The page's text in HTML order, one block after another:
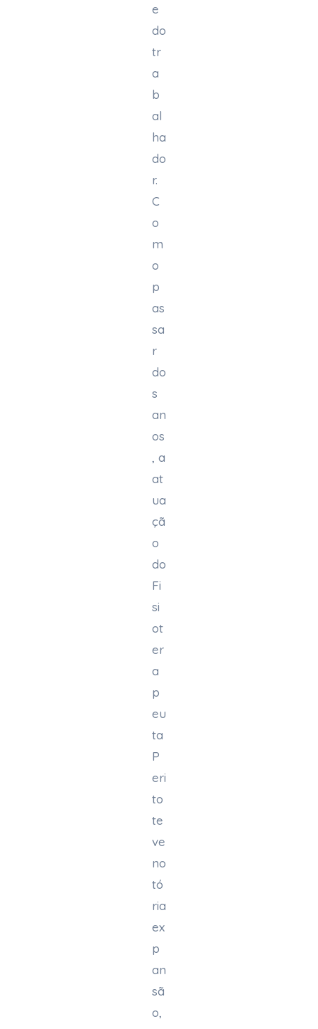
e
do
tr
a
b
al
ha
do
r.
C
o
m
o
p
as
sa
r
do
s
an
os
, a
at
ua
çã
o
do
Fi
si
ot
er
a
p
eu
ta
P
eri
to
te
ve
no
tó
ria
ex
p
an
sã
o,